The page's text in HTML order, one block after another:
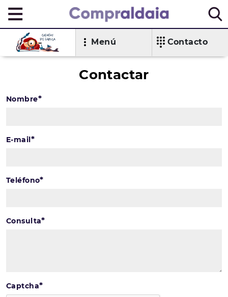
Menú Contacto
Contactar
Nombre*
E-mail*
Teléfono*
Consulta*
Captcha*